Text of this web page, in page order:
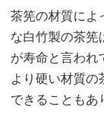
茶筅の材質によ
な白竹製の茶筅
が寿命と言われ
より硬い材質の
できることもあ